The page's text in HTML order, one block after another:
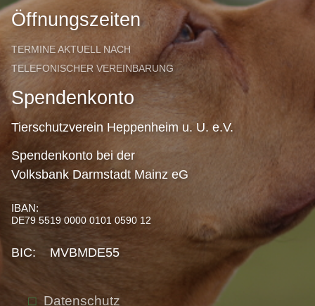
Öffnungszeiten
TERMINE AKTUELL NACH
TELEFONISCHER VEREINBARUNG
Spendenkonto
Tierschutzverein Heppenheim u. U. e.V.
Spendenkonto bei der
Volksbank Darmstadt Mainz eG
IBAN:
DE79 5519 0000 0101 0590 12
BIC: MVBMDE55
Datenschutz